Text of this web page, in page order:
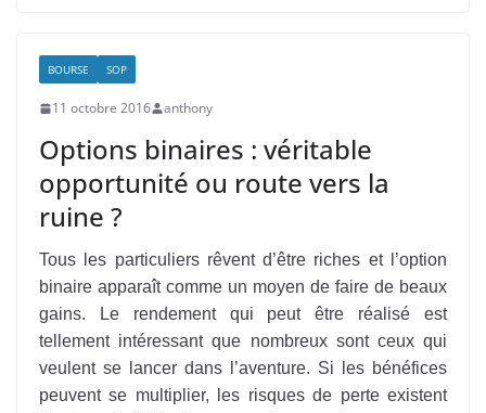
BOURSE SOP
11 octobre 2016 anthony
Options binaires : véritable
opportunité ou route vers la
ruine ?
Tous les particuliers rêvent d’être riches et l’option
binaire apparaît comme un moyen de faire de beaux
gains. Le rendement qui peut être réalisé est
tellement intéressant que nombreux sont ceux qui
veulent se lancer dans l’aventure. Si les bénéfices
peuvent se multiplier, les risques de perte existent